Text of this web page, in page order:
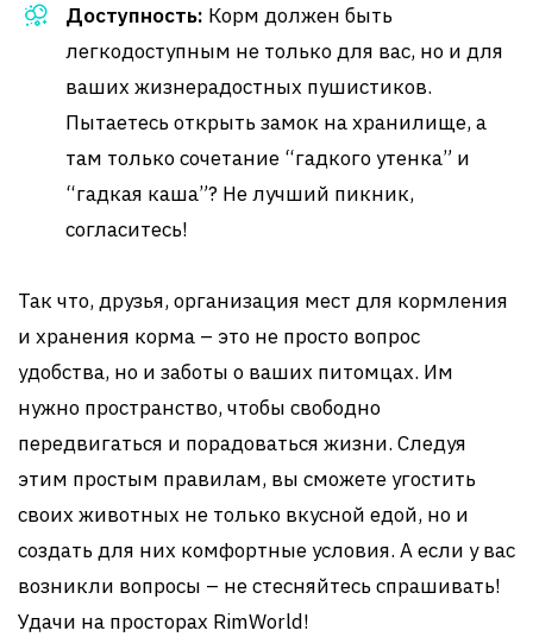
Доступность: Корм должен быть
легкодоступным не только для вас, но и для
ваших жизнерадостных пушистиков.
Пытаетесь открыть замок на хранилище, а
там только сочетание “гадкого утенка” и
“гадкая каша”? Не лучший пикник,
согласитесь!
Так что, друзья, организация мест для кормления
и хранения корма – это не просто вопрос
удобства, но и заботы о ваших питомцах. Им
нужно пространство, чтобы свободно
передвигаться и порадоваться жизни. Следуя
этим простым правилам, вы сможете угостить
своих животных не только вкусной едой, но и
создать для них комфортные условия. А если у вас
возникли вопросы – не стесняйтесь спрашивать!
Удачи на просторах RimWorld!